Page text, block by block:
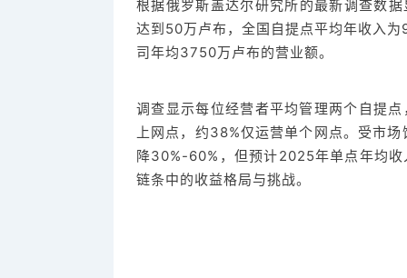
根据俄罗斯盖达尔研究所的最新调查数
达到50万卢布，全国自提点平均年收入
司年均3750万卢布的营业额。
调查显示每位经营者平均管理两个自提
上网点，约38%仅运营单个网点。受市
降30%-60%，但预计2025年单点年均
链条中的收益格局与挑战。